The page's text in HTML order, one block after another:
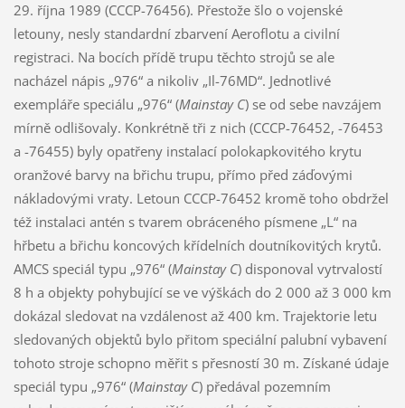
29. října 1989 (CCCP-76456). Přestože šlo o vojenské
letouny, nesly standardní zbarvení Aeroflotu a civilní
registraci. Na bocích přídě trupu těchto strojů se ale
nacházel nápis „976“ a nikoliv „Il-76MD“. Jednotlivé
exempláře speciálu „976“ (Mainstay C) se od sebe navzájem
mírně odlišovaly. Konkrétně tři z nich (CCCP-76452, -76453
a -76455) byly opatřeny instalací polokapkovitého krytu
oranžové barvy na břichu trupu, přímo před záďovými
nákladovými vraty. Letoun CCCP-76452 kromě toho obdržel
též instalaci antén s tvarem obráceného písmene „L“ na
hřbetu a břichu koncových křídelních doutníkovitých krytů.
AMCS speciál typu „976“ (Mainstay C) disponoval vytrvalostí
8 h a objekty pohybující se ve výškách do 2 000 až 3 000 km
dokázal sledovat na vzdálenost až 400 km. Trajektorie letu
sledovaných objektů bylo přitom speciální palubní vybavení
tohoto stroje schopno měřit s přesností 30 m. Získané údaje
speciál typu „976“ (Mainstay C) předával pozemním